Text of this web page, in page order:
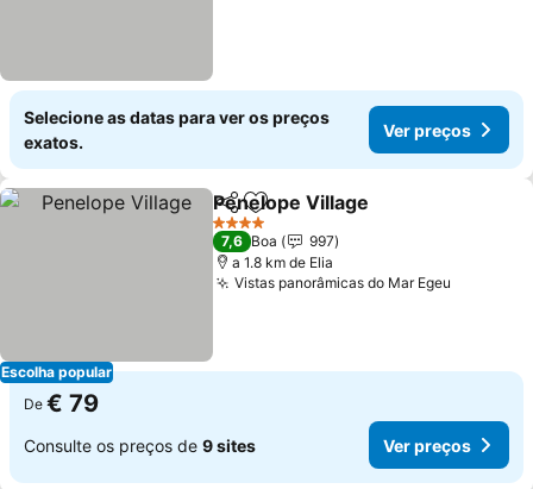
Selecione as datas para ver os preços
exatos.
Ver preços
Escolha popular
PartilharAdicionar aos favoritos
Penelope Village
4 Estrelas
7,6 Boa
997
a 1.8 km de Elia
Vistas panorâmicas do Mar Egeu
De € 79
Consulte os preços de 9 sites Ver preços